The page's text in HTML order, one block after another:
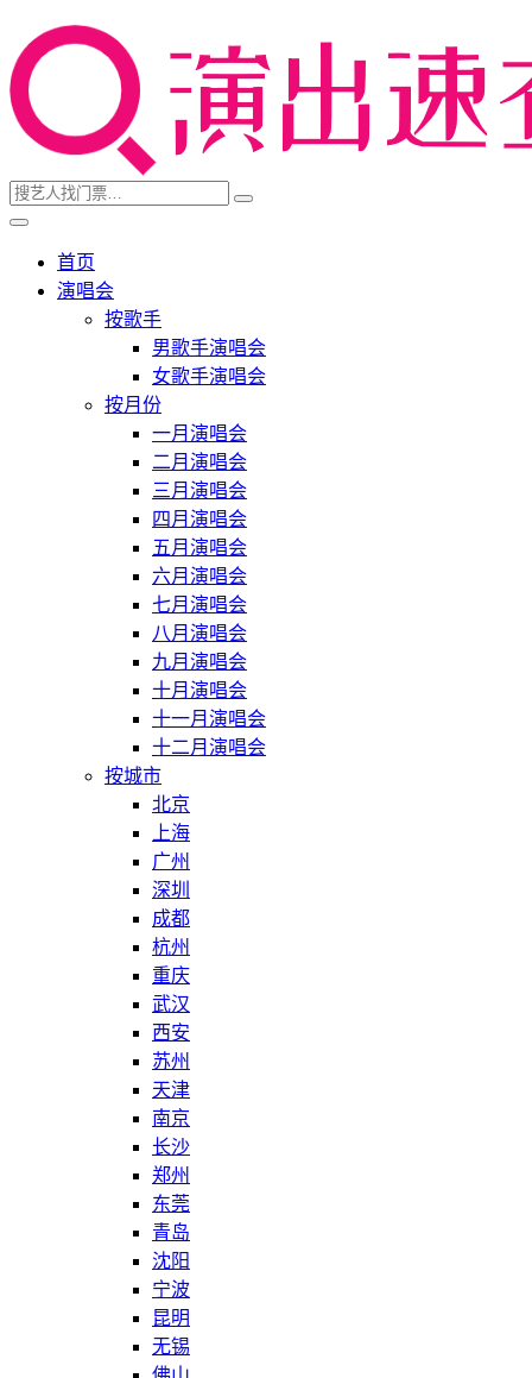
首页
演唱会
按歌手
男歌手演唱会
女歌手演唱会
按月份
一月演唱会
二月演唱会
三月演唱会
四月演唱会
五月演唱会
六月演唱会
七月演唱会
八月演唱会
九月演唱会
十月演唱会
十一月演唱会
十二月演唱会
按城市
北京
上海
广州
深圳
成都
杭州
重庆
武汉
西安
苏州
天津
南京
长沙
郑州
东莞
青岛
沈阳
宁波
昆明
无锡